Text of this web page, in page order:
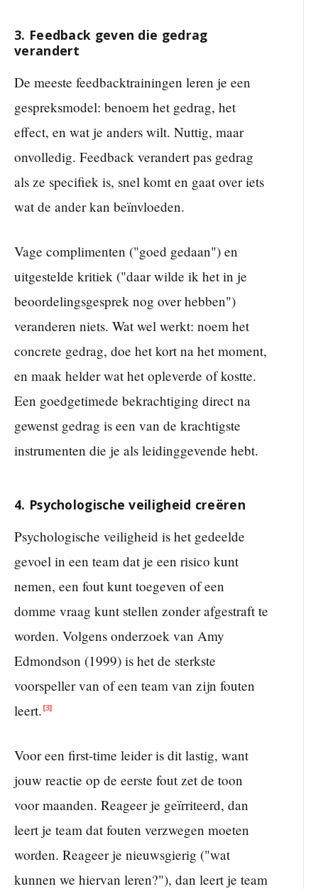
3. Feedback geven die gedrag
verandert
De meeste feedbacktrainingen leren je een
gespreksmodel: benoem het gedrag, het
effect, en wat je anders wilt. Nuttig, maar
onvolledig. Feedback verandert pas gedrag
als ze specifiek is, snel komt en gaat over iets
wat de ander kan beïnvloeden.
Vage complimenten ("goed gedaan") en
uitgestelde kritiek ("daar wilde ik het in je
beoordelingsgesprek nog over hebben")
veranderen niets. Wat wel werkt: noem het
concrete gedrag, doe het kort na het moment,
en maak helder wat het opleverde of kostte.
Een goedgetimede bekrachtiging direct na
gewenst gedrag is een van de krachtigste
instrumenten die je als leidinggevende hebt.
4. Psychologische veiligheid creëren
Psychologische veiligheid is het gedeelde
gevoel in een team dat je een risico kunt
nemen, een fout kunt toegeven of een
domme vraag kunt stellen zonder afgestraft te
worden. Volgens onderzoek van Amy
Edmondson (1999) is het de sterkste
voorspeller van of een team van zijn fouten
leert. [3]
Voor een first-time leider is dit lastig, want
jouw reactie op de eerste fout zet de toon
voor maanden. Reageer je geïrriteerd, dan
leert je team dat fouten verzwegen moeten
worden. Reageer je nieuwsgierig ("wat
kunnen we hiervan leren?"), dan leert je team